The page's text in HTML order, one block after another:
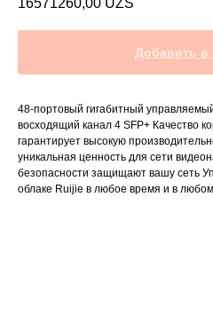
16571260,00 UZS
Добавить в
48-портовый гигабитный
восходящий канал 4 SFP+ Качество
гарантирует высокую
уникальная ценность для сети
безопасности защищают вашу сеть
облаке Ruijie в любое время и в